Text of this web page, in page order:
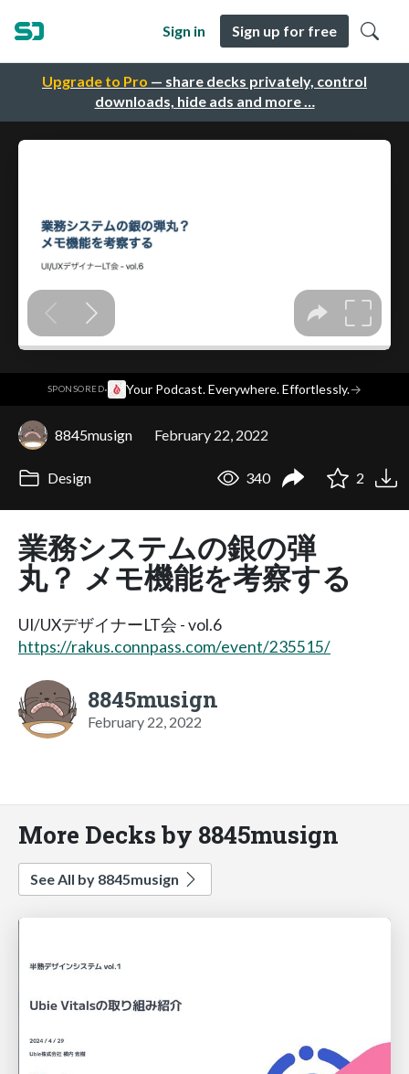
Upgrade to Pro — share decks privately, control
downloads, hide ads and more …
Sign in Sign up for free
SPONSORED· Your Podcast. Everywhere. Effortlessly.→
8845musign February 22, 2022
Design 340 2
業務システムの銀の弾
丸？ メモ機能を考察する
UI/UXデザイナーLT会 - vol.6
https://rakus.connpass.com/event/235515/
8845musign
February 22, 2022
More Decks by 8845musign
See All by 8845musign